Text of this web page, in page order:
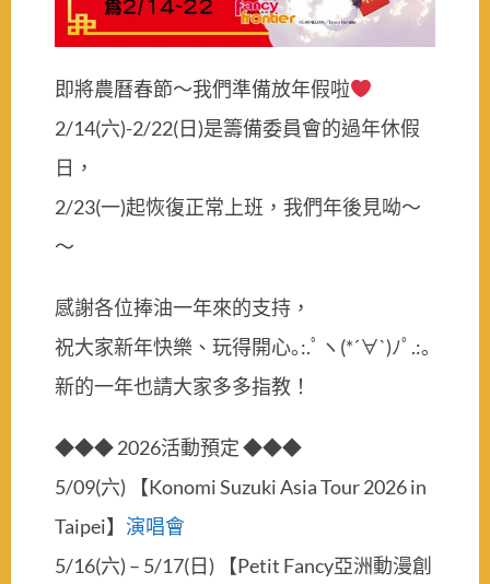
即將農曆春節～我們準備放年假啦
2/14(六)-2/22(日)是籌備委員會的過年休假
日，
2/23(一)起恢復正常上班，我們年後見呦～
～
感謝各位捧油一年來的支持，
祝大家新年快樂、玩得開心｡:.ﾟヽ(*´∀`)ﾉﾟ.:｡
新的一年也請大家多多指教！
◆◆◆ 2026活動預定 ◆◆◆
5/09(六) 【Konomi Suzuki Asia Tour 2026 in
Taipei】 演唱會
5/16(六) – 5/17(日) 【Petit Fancy亞洲動漫創